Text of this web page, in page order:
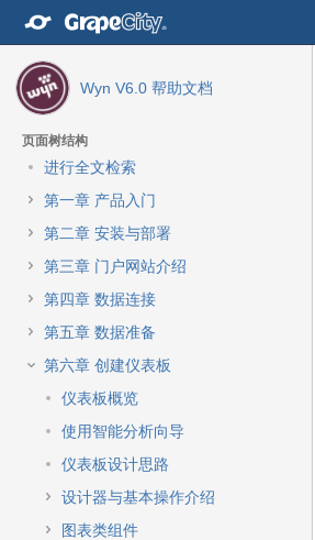
Wyn V6.0 帮助文档
页面树结构
进行全文检索
第一章 产品入门
第二章 安装与部署
第三章 门户网站介绍
第四章 数据连接
第五章 数据准备
第六章 创建仪表板
仪表板概览
使用智能分析向导
仪表板设计思路
设计器与基本操作介绍
图表类组件